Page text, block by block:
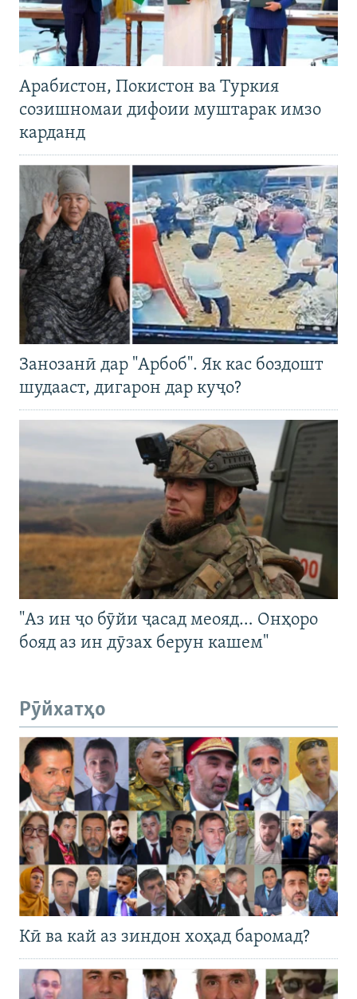
Арабистон, Покистон ва Туркия
созишномаи дифоии муштарак имзо
карданд
Занозанӣ дар "Арбоб". Як кас боздошт
шудааст, дигарон дар куҷо?
"Аз ин ҷо бӯйи ҷасад меояд… Онҳоро
бояд аз ин дӯзах берун кашем"
Рӯйхатҳо
Кӣ ва кай аз зиндон хоҳад баромад?